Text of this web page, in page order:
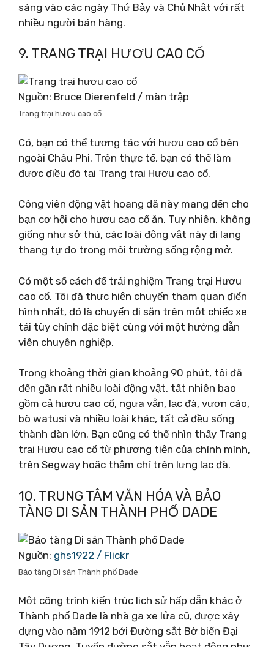
sáng vào các ngày Thứ Bảy và Chủ Nhật với rất
nhiều người bán hàng.
9. TRANG TRẠI HƯƠU CAO CỔ
Nguồn: Bruce Dierenfeld / màn trập
Trang trại hươu cao cổ
Có, bạn có thể tương tác với hươu cao cổ bên
ngoài Châu Phi. Trên thực tế, bạn có thể làm
được điều đó tại Trang trại Hươu cao cổ.
Công viên động vật hoang dã này mang đến cho
bạn cơ hội cho hươu cao cổ ăn. Tuy nhiên, không
giống như sở thú, các loài động vật này đi lang
thang tự do trong môi trường sống rộng mở.
Có một số cách để trải nghiệm Trang trại Hươu
cao cổ. Tôi đã thực hiện chuyến tham quan điển
hình nhất, đó là chuyến đi săn trên một chiếc xe
tải tùy chỉnh đặc biệt cùng với một hướng dẫn
viên chuyên nghiệp.
Trong khoảng thời gian khoảng 90 phút, tôi đã
đến gần rất nhiều loài động vật, tất nhiên bao
gồm cả hươu cao cổ, ngựa vằn, lạc đà, vượn cáo,
bò watusi và nhiều loài khác, tất cả đều sống
thành đàn lớn. Bạn cũng có thể nhìn thấy Trang
trại Hươu cao cổ từ phương tiện của chính mình,
trên Segway hoặc thậm chí trên lưng lạc đà.
10. TRUNG TÂM VĂN HÓA VÀ BẢO
TÀNG DI SẢN THÀNH PHỐ DADE
Nguồn: ghs1922 / Flickr
Bảo tàng Di sản Thành phố Dade
Một công trình kiến ​​trúc lịch sử hấp dẫn khác ở
Thành phố Dade là nhà ga xe lửa cũ, được xây
dựng vào năm 1912 bởi Đường sắt Bờ biển Đại